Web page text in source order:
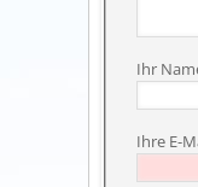
Ihr
Ihre E-